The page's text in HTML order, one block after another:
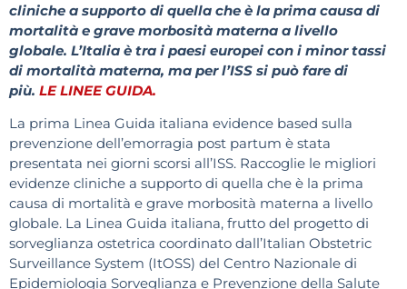
cliniche a supporto di quella che è la prima causa di
mortalità e grave morbosità materna a livello
globale. L’Italia è tra i paesi europei con i minor tassi
di mortalità materna, ma per l’ISS si può fare di
più. LE LINEE GUIDA.
La prima Linea Guida italiana evidence based sulla
prevenzione dell’emorragia post partum è stata
presentata nei giorni scorsi all’ISS. Raccoglie le migliori
evidenze cliniche a supporto di quella che è la prima
causa di mortalità e grave morbosità materna a livello
globale. La Linea Guida italiana, frutto del progetto di
sorveglianza ostetrica coordinato dall’Italian Obstetric
Surveillance System (ItOSS) del Centro Nazionale di
Epidemiologia Sorveglianza e Prevenzione della Salute